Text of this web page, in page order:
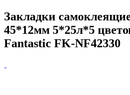
Закладки
45*12мм 5*25л*5
Fantastic FK-NF42330